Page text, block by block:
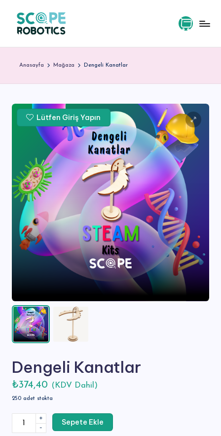
content
e
R
o
ti
c
s
Anasayfa Mağaza Dengeli Kanatlar
Dengeli Kanatlar
₺374,40 (KDV Dahil)
250 adet stokta
Lütfen Giriş Yapın
Kanatlar
adet
-
+
Sepete Ekle